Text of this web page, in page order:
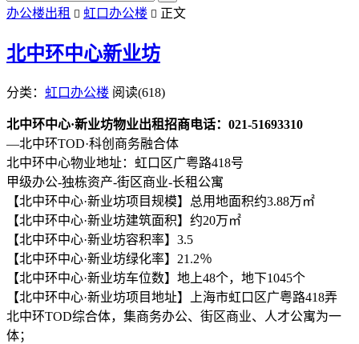
办公楼出租  虹口办公楼  正文
北中环中心新业坊
分类： 虹口办公楼 阅读(618)
北中环中心·新业坊物业出租招商电话：021-51693310
—北中环TOD·科创商务融合体
北中环中心物业地址：虹口区广粤路418号
甲级办公-独栋资产-街区商业-长租公寓
【北中环中心·新业坊项目规模】总用地面积约3.88万㎡
【北中环中心·新业坊建筑面积】约20万㎡
【北中环中心·新业坊容积率】3.5
【北中环中心·新业坊绿化率】21.2％
【北中环中心·新业坊车位数】地上48个，地下1045个
【北中环中心·新业坊项目地址】上海市虹口区广粤路418弄
北中环TOD综合体，集商务办公、街区商业、人才公寓为一
体；